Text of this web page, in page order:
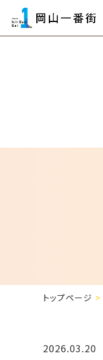
トップページ
2026.03.20